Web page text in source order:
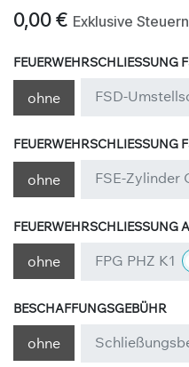
0,00€ Exklusive Steuern
FEUERWEHRSCHLIESSUNG
ohne FSD-
FEUERWEHRSCHLIESSUNG
ohne FSE-Zylinder
FEUERWEHRSCHLIESSUNG
ohne FPG PHZ K1
BESCHAFFUNGSGEBÜHR
ohne